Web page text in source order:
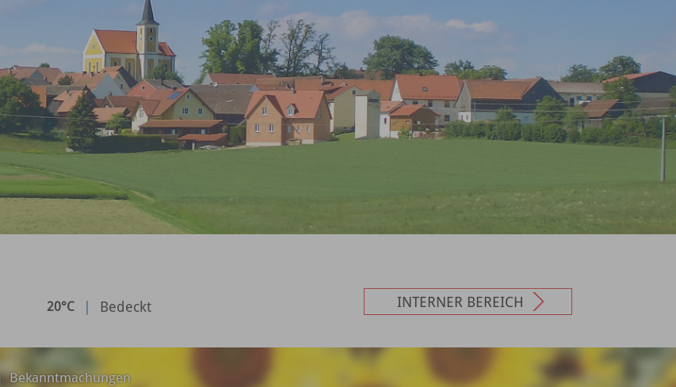
20°C | Bedeckt INTERNER BEREICH
Bekanntmachungen